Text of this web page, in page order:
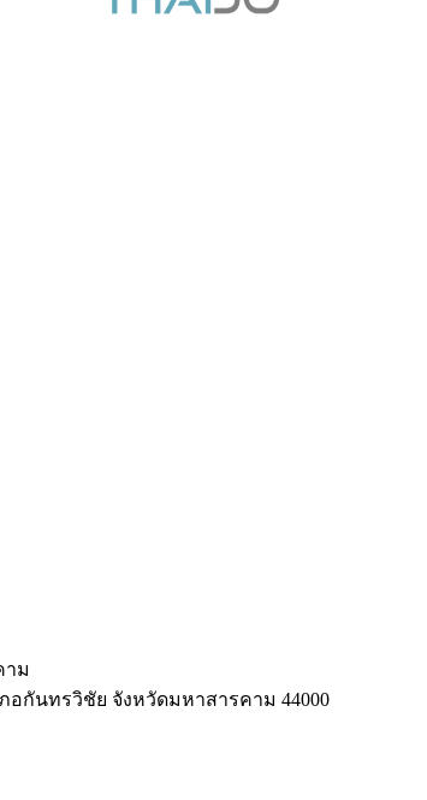
าม
อกันทรวิชัย จังหวัดมหาสารคาม 44000